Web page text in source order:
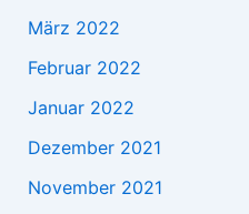
März 2022
Februar 2022
Januar 2022
Dezember 2021
November 2021